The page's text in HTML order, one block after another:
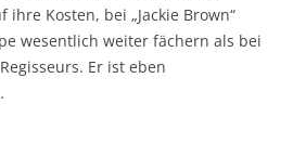
ihre Kosten, bei „Jackie Brown“
wesentlich weiter fächern als bei
Er ist eben